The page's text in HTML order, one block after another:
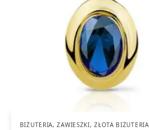
BIŻUTERIA,ZAWIESZKI,ZŁOTA BIŻUTERIA